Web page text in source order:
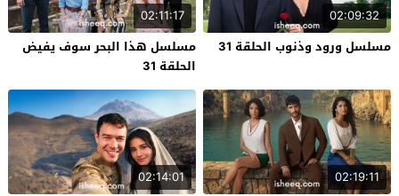
02:09:32
مسلسل ورود وذنوب الحلقة 31
02:11:17
مسلسل هذا البحر سوف يفيض
الحلقة 31
02:19:11
02:14:01